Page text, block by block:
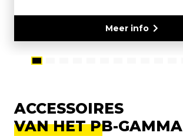
Meer info
ACCESSOIRES
VAN HET PB-GAMMA